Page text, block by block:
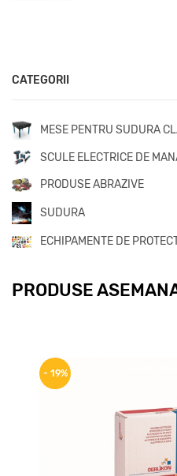
CATEGORII
MESE PENTRU SUDURA
SCULE ELECTRICE DE
PRODUSE ABRAZIVE
SUDURA
ECHIPAMENTE DE
PRODUSE
- 19%